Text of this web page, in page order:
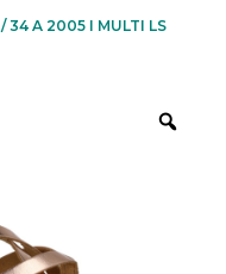
/ 34 A 2005 I MULTI LS